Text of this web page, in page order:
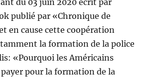
du 03 juin 2020 écrit par
publié par «Chronique de
en cause cette coopération
la formation de la police
«Pourquoi les Américains
pour la formation de la